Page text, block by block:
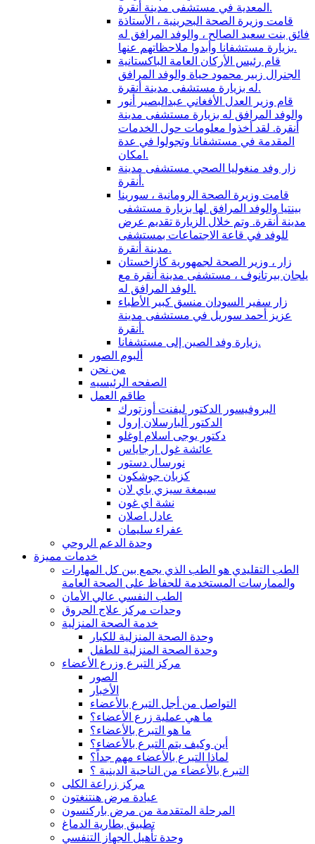
المعدية في مستشفى مدينة أنقرة.
قامت وزيرة الصحة البحرينية ، الأستاذة
فائق بنت سعيد الصالح ، والوفد المرافق له
بزيارة مستشفانا وأبدوا ملاحظاتهم عنها.
قام رئيس الأركان العامة الباكستانية
الجنرال زبير محمود حياة والوفد المرافق
له بزيارة مستشفى مدينة أنقرة.
قام وزير العدل الأفغاني عبدالبصير أنور
والوفد المرافق له بزيارة مستشفى مدينة
أنقرة. لقد أخذوا معلومات حول الخدمات
المقدمة في مستشفانا وتجولوا في عدة
امكان.
زار وفد منغوليا الصحي مستشفى مدينة
أنقرة.
قامت وزيرة الصحة الرومانية ، سورينا
بينتيا والوفد المرافق لها بزيارة مستشفى
مدينة أنقرة. وتم خلال الزيارة تقديم عرض
للوفد في قاعة الاجتماعات بمستشفى
مدينة أنقرة.
زار ، وزير الصحة لجمهورية كازاخستان
يلجان بيرتانوف ، مستشفى مدينة أنقرة مع
الوفد المرافق له.
زار سفير السودان منسق كبير الأطباء
عزيز أحمد سوريل في مستشفى مدينة
أنقرة.
زيارة وفد الصين إلى مستشفانا.
ألبوم الصور
من نحن
الصفحه الرئيسيه
طاقم العمل
البروفيسور الدكتور ليفنت أوزتورك
الدكتور ألبارسلان إرول
دكتور يوجى اسلام اوغلو
عائشة غول ارجاياس
نورسال دستور
كزبان جوشكون
سيمغة سيزي باي لان
نشة اي غون
عادل اصلان
عفراء سليمان
وحدة الدعم الروحي
خدمات مميزة
الطب التقليدي هو الطب الذي يجمع بين كل المهارات
والممارسات المستخدمة للحفاظ على الصحة العامة
الطب النفسي عالي الأمان
وحدات مركز علاج الحروق
خدمة الصحة المنزلية
وحدة الصحة المنزلية للكبار
وحدة الصحة المنزلية للطفل
مركز التبرع وزرع الأعضاء
الصور
الأخبار
التواصل من أجل التبرع بالأعضاء
ما هي عملية زرع الأعضاء؟
ما هو التبرع بالأعضاء؟
أين وكيف يتم التبرع بالأعضاء؟
لماذا التبرع بالأعضاء مهم جداً؟
التبرع بالأعضاء من الناحية الدينية ؟
مركز زراعة الكلى
عيادة مرض هنتنغتون
المرحلة المتقدمة من مرض باركنسون
تطبيق بطارية الدماغ
وحدة تأهيل الجهاز التنفسي